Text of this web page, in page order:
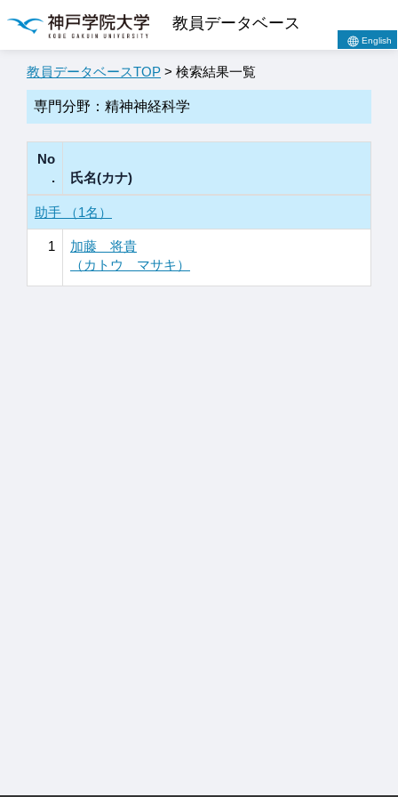
教員データベース
English
教員データベースTOP > 検索結果一覧
専門分野：精神神経科学
No
.
氏名(カナ)
助手 （1名）
1
加藤 将貴
（カトウ マサキ）